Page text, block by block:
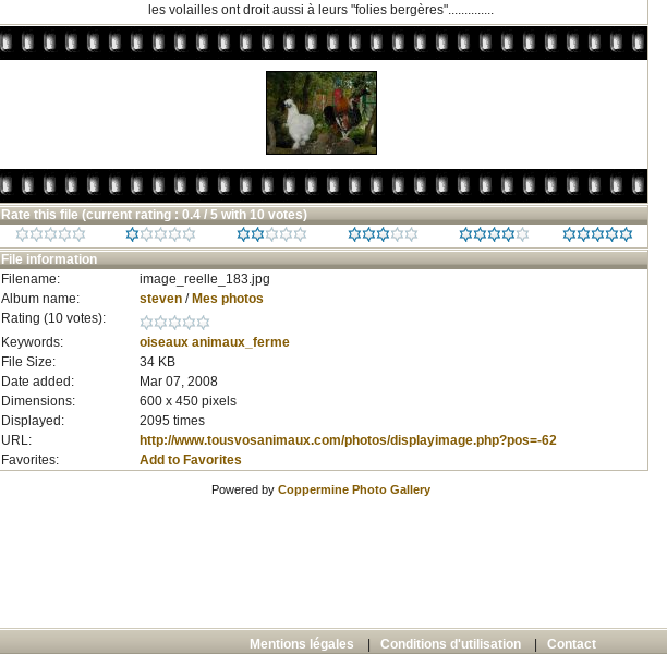
les volailles ont droit aussi à leurs "folies bergères"..............
Rate this file (current rating : 0.4 / 5 with 10 votes)
File information
Filename:
image_reelle_183.jpg
Album name:
steven/ Mes photos
Rating (10 votes):
Keywords:
oiseaux animaux_ferme
File Size:
34 KB
Date added:
Mar 07, 2008
Dimensions:
600 x 450 pixels
Displayed:
2095 times
URL:
http://www.tousvosanimaux.com/photos/displayimage.php?pos=-62
Favorites:
Add to Favorites
Powered by Coppermine Photo Gallery
Mentions légales Conditions d'utilisation Contact